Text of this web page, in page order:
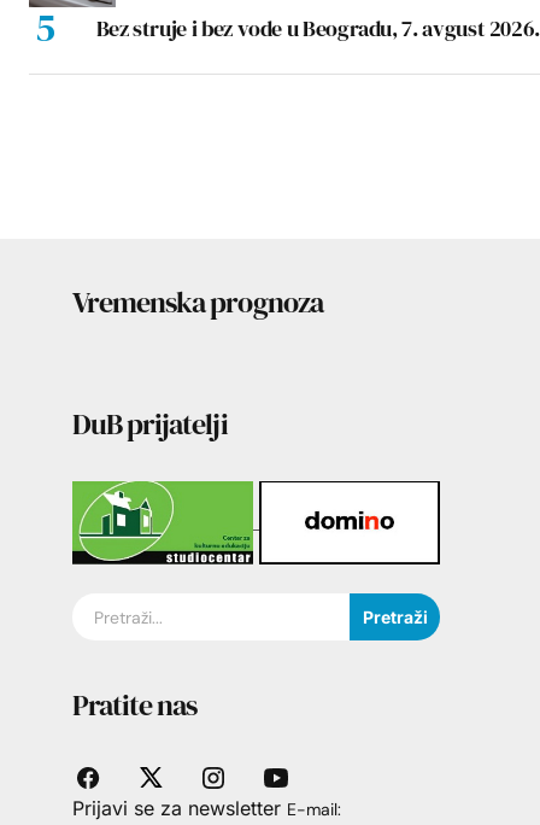
Bez struje i bez vode u Beogradu, 7. avgust 2026.
Vremenska prognoza
DuB prijatelji
Pretraži
Pratite nas
Prijavi se za newsletter E-mail: